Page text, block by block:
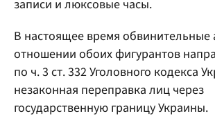
записи и люксовые часы.
В настоящее время обвинительные
отношении обоих фигурантов
по ч. 3 ст. 332 Уголовного кодекса
незаконная переправка лиц через
государственную границу Украины.